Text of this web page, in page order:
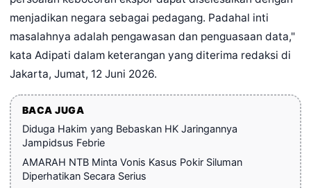
menjadikan negara sebagai pedagang. Padahal inti
masalahnya adalah pengawasan dan penguasaan data,"
kata Adipati dalam keterangan yang diterima redaksi di
Jakarta, Jumat, 12 Juni 2026.
BACA JUGA
Diduga Hakim yang Bebaskan HK Jaringannya
Jampidsus Febrie
AMARAH NTB Minta Vonis Kasus Pokir Siluman
Diperhatikan Secara Serius